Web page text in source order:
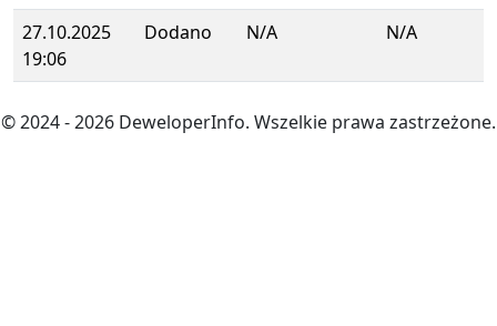
27.10.2025
19:06
Dodano N/A N/A
© 2024- 2026 DeweloperInfo. Wszelkie prawa zastrzeżone.